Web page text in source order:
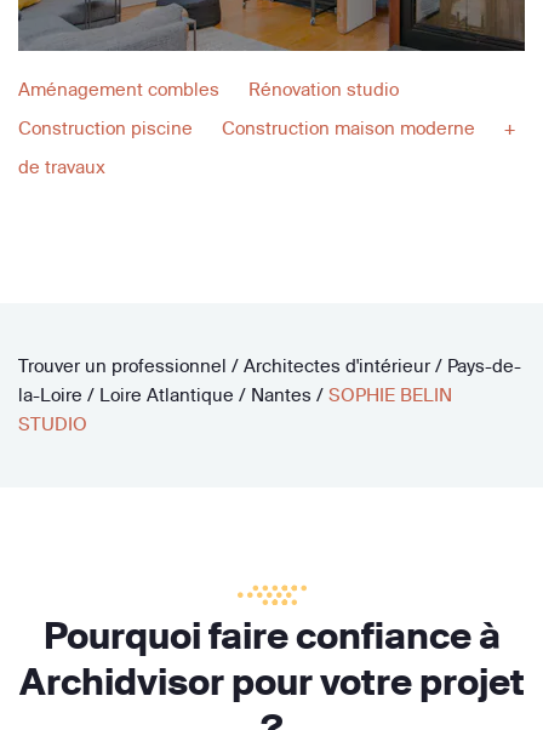
Aménagement combles
Rénovation studio
Construction piscine
Construction maison moderne
+
de travaux
Trouver un professionnel / Architectes d'intérieur / Pays-de-
la-Loire / Loire Atlantique / Nantes / SOPHIE BELIN
STUDIO
Pourquoi faire confiance à
Archidvisor pour votre projet